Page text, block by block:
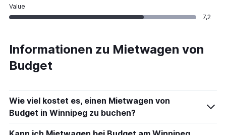
Value
7,2
Informationen zu Mietwagen von
Budget
Wie viel kostet es, einen Mietwagen von
Budget in Winnipeg zu buchen?